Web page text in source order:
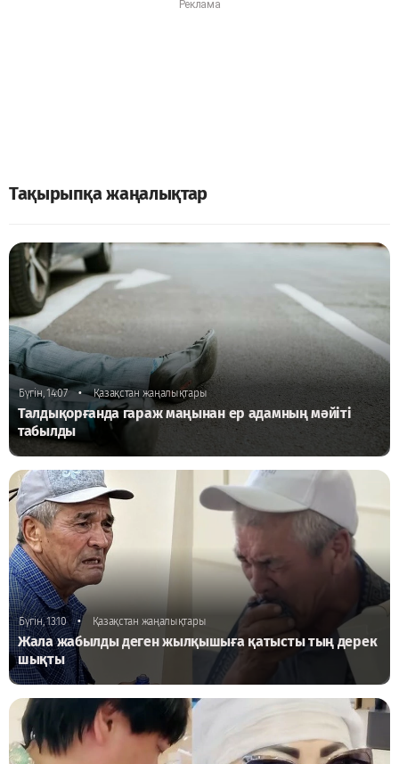
Тақырыпқа жаңалықтар
Бүгін, 14:07 • Қазақстан жаңалықтары
Талдықорғанда гараж маңынан ер адамның мәйіті
табылды
Бүгін, 13:10 • Қазақстан жаңалықтары
Жала жабылды деген жылқышыға қатысты тың дерек
шықты